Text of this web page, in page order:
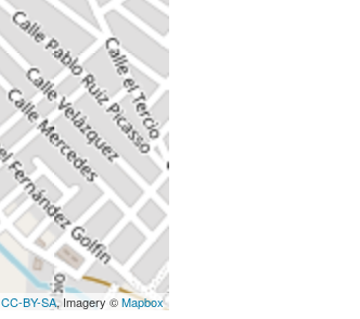
CC-BY-SA, Imagery ©Mapbox